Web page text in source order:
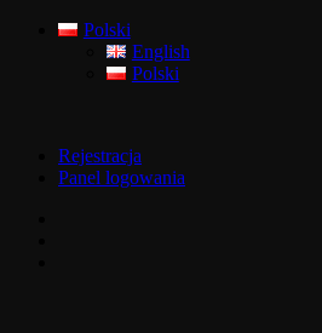
Polski
English
Polski
Rejestracja
Panel logowania